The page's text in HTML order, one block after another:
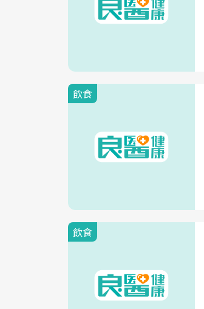
飲食
飲食